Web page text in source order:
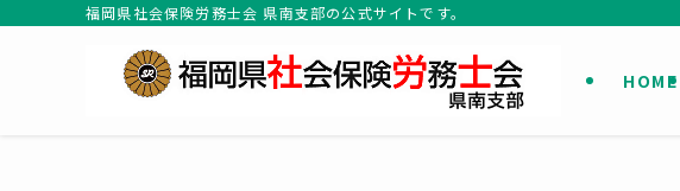
福岡県社会保険労務士会 県南支部の公式サイトです。
HOME